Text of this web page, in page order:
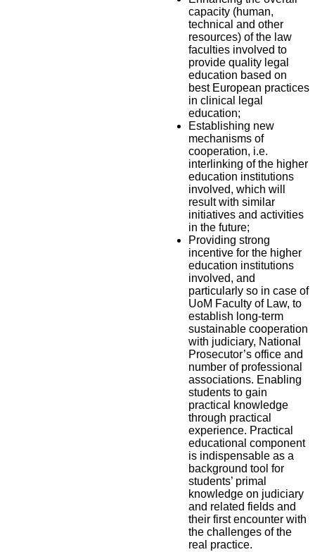
capacity (human,
technical and other
resources) of the law
faculties involved to
provide quality legal
education based on
best European practices
in clinical legal
education;
Establishing new
mechanisms of
cooperation, i.e.
interlinking of the higher
education institutions
involved, which will
result with similar
initiatives and activities
in the future;
Providing strong
incentive for the higher
education institutions
involved, and
particularly so in case of
UoM Faculty of Law, to
establish long-term
sustainable cooperation
with judiciary, National
Prosecutor’s office and
number of professional
associations. Enabling
students to gain
practical knowledge
through practical
experience. Practical
educational component
is indispensable as a
background tool for
students’ primal
knowledge on judiciary
and related fields and
their first encounter with
the challenges of the
real practice.